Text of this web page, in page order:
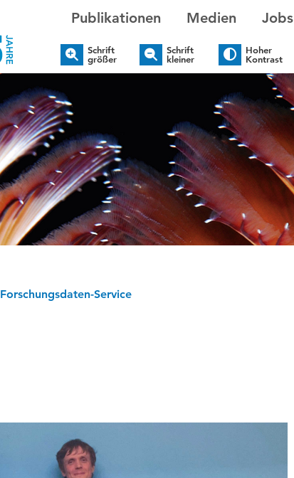
Publikationen Medien Jobs
Schrift
größer
Schrift
kleiner
Hoher
Kontrast
Forschungsdaten-Service